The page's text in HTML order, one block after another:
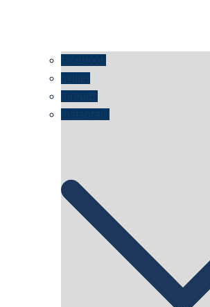
facebook
twitter
threads
instagram